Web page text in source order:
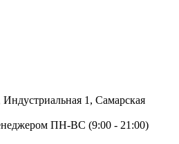
1, Самарская
ПН-ВС (9:00 - 21:00)